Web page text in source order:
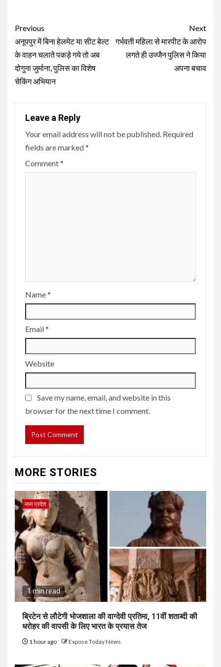
Continue
Reading
Previous
अनूपपुर में बिना हेलमेट या सीट बेल्ट
के वाहन चलाते पकड़े गये तो अब
दोगुना जुर्माना, पुलिस का विशेष
चेकिंग अभियान
Next
गर्भवती महिला से मारपीट के आरोप
लगते ही उज्जैन पुलिस ने किया
अपना बचाव
Leave a Reply
Your email address will not be published. Required
fields are marked*
Comment*
Name*
Email*
Website
Save my name, email, and website in this
browser for the next time I comment.
MORE STORIES
मध्य प्रदेश
1 min read
ब्रिटेन से लौटेगी भोजशाला की वाग्देवी प्रतिमा, 11वीं शताब्दी की
धरोहर की वापसी के लिए भारत के प्रयास तेज
1 hour ago Expose Today News